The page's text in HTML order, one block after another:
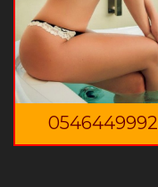
0546449992